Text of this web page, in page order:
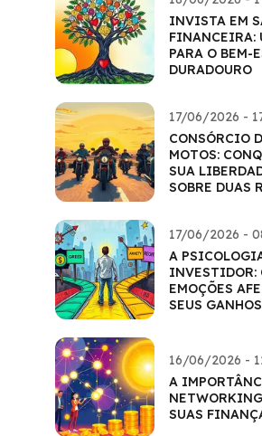
INVISTA EM
FINANCEIRA:
PARA O BEM-
DURADOURO
17/06/2026 -
CONSÓRCIO
MOTOS:
SUA
SOBRE DUAS
17/06/2026 -
A
INVESTIDOR:
EMOÇÕES
SEUS GANHOS
16/06/2026 -
A
SUAS